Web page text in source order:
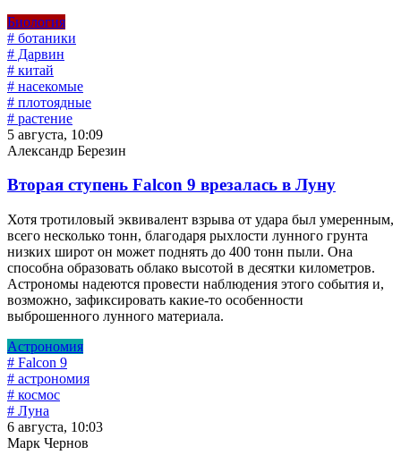
Биология
# ботаники
# Дарвин
# китай
# насекомые
# плотоядные
# растение
5 августа, 10:09
Александр Березин
Вторая ступень Falcon 9 врезалась в Луну
Хотя тротиловый эквивалент взрыва от удара был умеренным,
всего несколько тонн, благодаря рыхлости лунного грунта
низких широт он может поднять до 400 тонн пыли. Она
способна образовать облако высотой в десятки километров.
Астрономы надеются провести наблюдения этого события и,
возможно, зафиксировать какие-то особенности
выброшенного лунного материала.
Астрономия
# Falcon 9
# астрономия
# космос
# Луна
6 августа, 10:03
Марк Чернов